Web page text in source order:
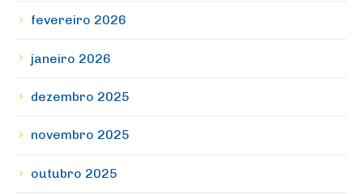
fevereiro 2026
janeiro 2026
dezembro 2025
novembro 2025
outubro 2025